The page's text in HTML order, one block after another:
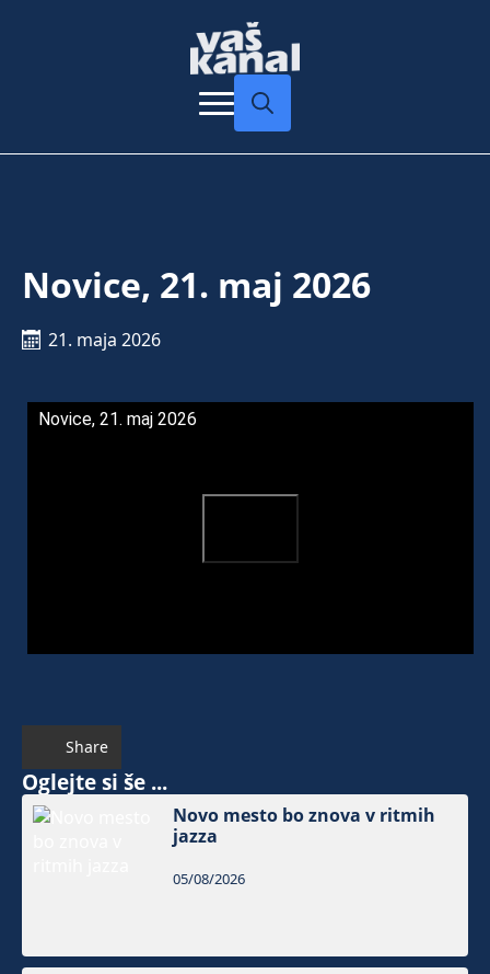
Novice, 21. maj 2026
21. maja 2026
Novice, 21. maj 2026
Share
Oglejte si še ...
Novo mesto bo znova v ritmih
jazza
05/08/2026